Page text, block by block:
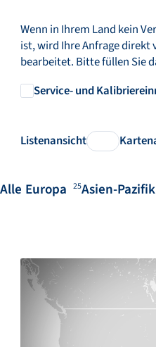
Wenn in Ihrem Land kein
ist, wird Ihre Anfrage
bearbeitet. Bitte füllen Sie
Service- und
Listenansicht
Alle Europa 25Asien-Pazifik